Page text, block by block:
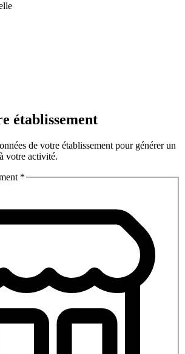
établissement
de votre établissement pour générer un
votre activité.
*